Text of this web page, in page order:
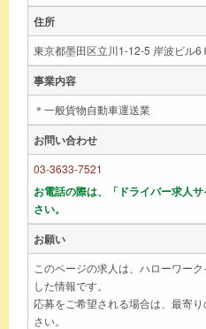
住所
東京都墨田区立川1-12-5 岸波ビル6
事業内容
＊一般貨物自動車運送業
お問い合わせ
03-3633-7521
お電話の際は、「ドライバー求人
さい。
お願い
このページの求人は、ハローワー
した情報です。
応募をご希望される場合は、最寄
さい。